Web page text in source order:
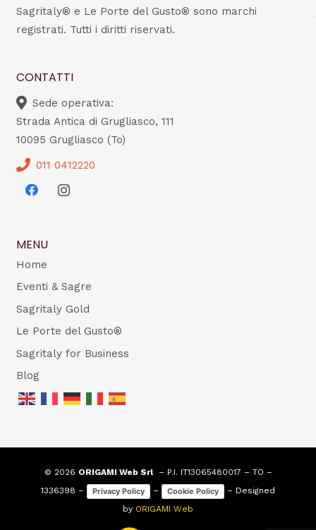
Sagritaly® e Le Porte del Gusto® sono marchi
registrati. Tutti i diritti riservati.
CONTATTI
Sede operativa:
Strada Antica di Grugliasco, 111
10095 Grugliasco (To)
011 0412220
MENU
Home
Eventi & Sagre
Sagritaly Gold
Le Porte del Gusto®
Sagritaly for Business
Blog
© 2026 ORIGAMI Web Srl– P.I. IT13065480017 – TO –
1336398 –
Privacy Policy – Cookie Policy
– Designed
by ORIGAMI Web